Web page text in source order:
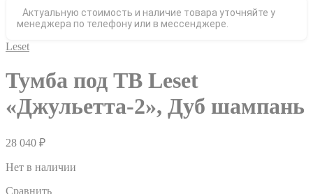
Актуальную стоимость и наличие товара уточняйте у
менеджера по телефону или в мессенджере.
Leset
Тумба под ТВ Leset
«Джульетта-2», Дуб шампань
28 040 ₽
Нет в наличии
Сравнить